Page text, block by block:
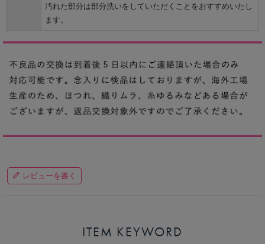
汚れた部分は部分洗いをしていただくことをおすすめいたし
ます。
レビューを書く
ITEM KEYWORD